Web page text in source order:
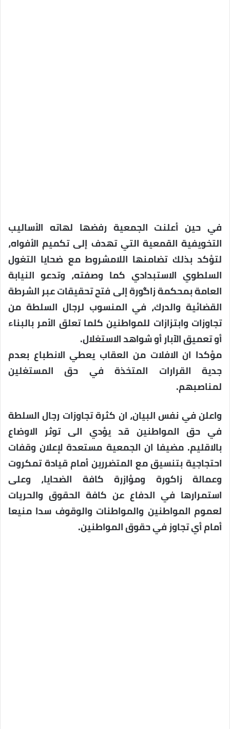
في حين أعلنت الجمعية رفضها لهاته الأساليب
التخويفية القمعية التي تهدف إلى تكميم الأفواه،
لتؤكد بذلك تضامنها اللامشروط مع ضحايا التغول
السلطوي الاستبدادي كما وصفته، وتدعو النيابة
العامة بمحكمة زاگورة إلى فتح تحقيقات عبر الشرطة
القضائية والدرك، في المنسوب لرجال السلطة من
تجاوزات وابتزازات للمواطنين كلما تعلق الأمر بالبناء
أو تعميق الآبار أو شواهد الاستغلال.
مؤكدا ان الافلات من العقاب يعطي الانطباع بعدم
جدية القرارات المتخذة في حق المستغلين
لمناصبهم.
واعلن في نفس البيان، ان كثرة تجاوزات رجال السلطة
في حق المواطنين قد يؤدي الى توثر الاوضاع
بالاقليم. مضيفا ان الجمعية مستعدة لإعلان وقفات
احتجاجية بتنسيق مع المتضررين أمام قيادة تمكروت
وعمالة زاكورة ومؤازرة كافة الضحايا، وعلى
استمرارها في الدفاع عن كافة الحقوق والحريات
لعموم المواطنين والمواطنات والوقوف سدا منيعا
أمام أي تجاوز في حقوق المواطنين.